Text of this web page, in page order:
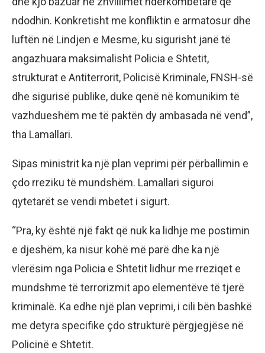
ndodhin. Konkretisht me konfliktin e armatosur dhe
luftën në Lindjen e Mesme, ku sigurisht janë të
angazhuara maksimalisht Policia e Shtetit,
strukturat e Antiterrorit, Policisë Kriminale, FNSH-së
dhe sigurisë publike, duke qenë në komunikim të
vazhdueshëm me të paktën dy ambasada në vend”,
tha Lamallari.
Sipas ministrit ka një plan veprimi për përballimin e
çdo rreziku të mundshëm. Lamallari siguroi
qytetarët se vendi mbetet i sigurt.
“Pra, ky është një fakt që nuk ka lidhje me postimin
e djeshëm, ka nisur kohë më parë dhe ka një
vlerësim nga Policia e Shtetit lidhur me rreziqet e
mundshme të terrorizmit apo elementëve të tjerë
kriminalë. Ka edhe një plan veprimi, i cili bën bashkë
me detyra specifike çdo strukturë përgjegjëse në
Policinë e Shtetit.